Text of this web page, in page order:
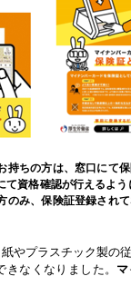
持ちの方は、窓口にて
て資格確認が行えるよ
のみ、保険証登録され
やプラスチック製の
なくなりました。